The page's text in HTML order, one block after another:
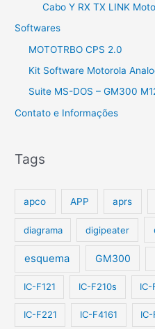
Cabo Y RX TX LINK
Softwares
MOTOTRBO CPS 2.0
Kit Software Motorola
Suite MS-DOS – GM300
Contato e Informações
Tags
apco APP aprs
diagrama digipeater
esquema GM300
IC-F121 IC-F210s IC-
IC-F221 IC-F4161 IC-